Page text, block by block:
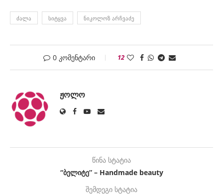
ᲫᲐᲚᲐ ᲡᲘᲢᲧᲕᲐ ᲜᲘᲙᲝᲚᲝᲖ ᲐᲠᲩᲕᲐᲫᲔ
0 კომენტარი 12
ᲟᲝᲚᲝ
წინა სტატია
“ბელიტე” – Handmade beauty
შემდეგი სტატია